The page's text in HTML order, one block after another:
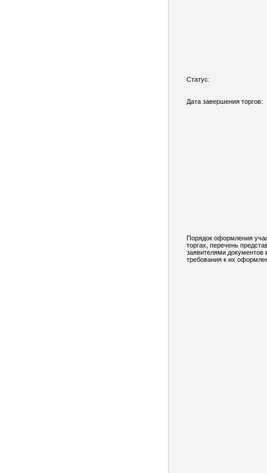
Статус:
Дата завершения торгов:
Порядок оформления
торгах, перечень
заявителями документов
требования к их